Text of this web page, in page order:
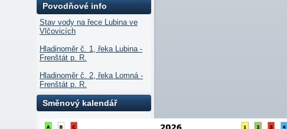
Povodňové info
Stav vody na řece Lubina ve
Vlčovicích
Hladinoměr č. 1, řeka Lubina -
Frenštát p. R.
Hladinoměr č. 2, řeka Lomná -
Frenštát p. R.
Směnový kalendář